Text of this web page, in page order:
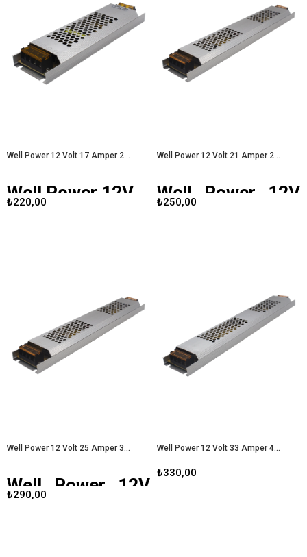
ömürleri sayesinde giderek daha
popüler hale gelmektedir. Bu
Well Power 12V 12.5A
Ultra Slim LED Metal Kasa
Adaptör, kullanıcıların ihtiyaçlarına
uygun mükemmel bir çözüm
sunmaktadır. Bu yazıda, bu
adaptörün özelliklerini, avantajlarını
ve kullanım alanlarını detaylı bir
Well Power 12 Volt 17 Amper 205 Watt Ultra Slim Led Metal Kasa Adaptör
Well Power 12V
17 A Ultra Slim
12V 17A Ultra Slim LED Metal Kasa
Adaptör, özellikle LED aydınlatma
sistemleri ve diğer elektronik
cihazlar için yüksek performans
arayan kullanıcılar için tasarlanmıştır.
Bu yazıda, adaptörün özelliklerini,
avantajlarını ve kullanım alanlarını
detaylı bir şekilde
inceleyeceğiz.
₺220,00
Well Power 12 Volt 21 Amper 250 Watt Ultra Slim Led Metal Kasa Adaptör
Well Power 12V
21 A Ultra Slim
olarak, 12V 21A Ultra Slim LED Metal
Kasa Adaptör ile dikkat çekiyor.
Özellikle yüksek güç gereksinimi
olan LED aydınlatma sistemleri için
tasarlanan bu adaptör, kullanıcılara
çeşitli avantajlar sunmaktadır. Bu
yazıda, adaptörün özelliklerini,
faydalarını ve kullanım alanlarını
inceleyeceğiz.
₺250,00
Well Power 12 Volt 25 Amper 300 Watt Ultra Slim Led Metal Kasa Adaptör
Well Power 12V
25 A Ultra Slim
₺290,00
Well Power 12 Volt 33 Amper 400 Watt Ultra Slim Led Metal Kasa Adaptör
₺330,00